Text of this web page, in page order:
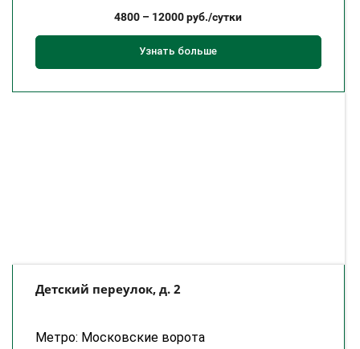
4800 – 12000руб./сутки
Узнать больше
Детский переулок, д. 2
Метро: Московские ворота